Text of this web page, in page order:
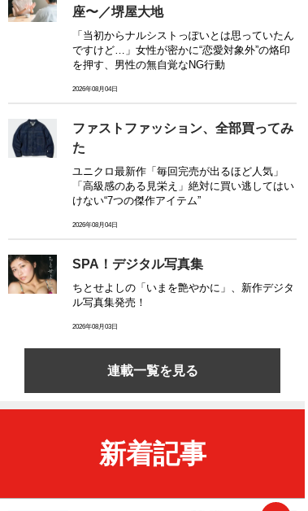
座〜／堺屋大地
「当初からナルシストっぽいとは思っていたん
ですけど…」女性が密かに“恋愛対象外”の烙印
を押す、男性の無自覚なNG行動
2026年08月04日
ファストファッション、全部買ってみ
た
ユニクロ最新作「毎回完売が出るほど人気」
「高級感のある見栄え」絶対に買い逃してはい
けない“7つの傑作アイテム”
2026年08月04日
SPA！デジタル写真集
ちとせよしの「いまを艶やかに」、新作デジタ
ル写真集発売！
2026年08月03日
連載一覧を見る
新着記事